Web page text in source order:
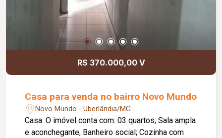
R$ 370.000,00 V
Casa para venda no bairro Novo Mundo
Novo Mundo - Uberlândia/MG
Casa. O imóvel conta com: 03 quartos; Sala ampla
e aconchegante; Banheiro social; Cozinha com